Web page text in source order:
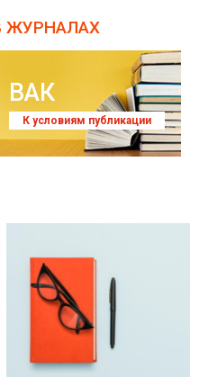
ЖУРНАЛАХ
ВАК
К условиям публикации